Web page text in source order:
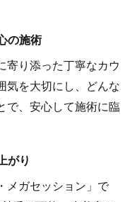
の施術
寄り添った丁寧なカウ
気を大切にし、どんな
で、安心して施術に臨
がり
メガセッション」で